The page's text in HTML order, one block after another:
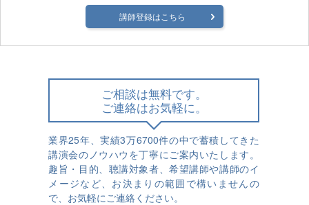
講師登録はこちら
ご相談は無料です。
ご連絡はお気軽に。
業界25年、実績3万6700件の中で蓄積してきた
講演会のノウハウを丁寧にご案内いたします。
趣旨・目的、聴講対象者、希望講師や講師のイ
メージなど、お決まりの範囲で構いませんの
で、お気軽にご連絡ください。